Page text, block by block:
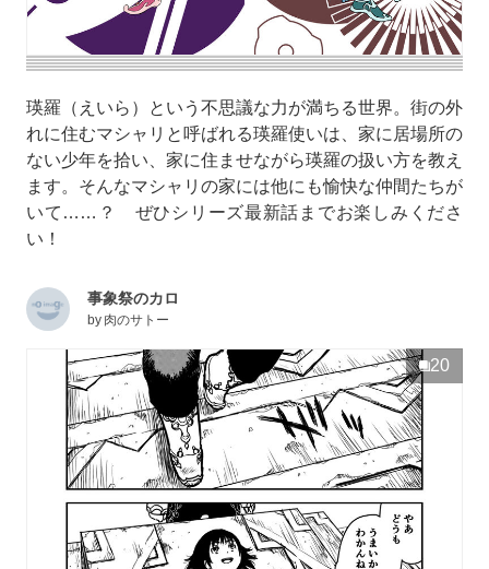
瑛羅（えいら）という不思議な力が満ちる世界。街の外
れに住むマシャリと呼ばれる瑛羅使いは、家に居場所の
ない少年を拾い、家に住ませながら瑛羅の扱い方を教え
ます。そんなマシャリの家には他にも愉快な仲間たちが
いて……？ ぜひシリーズ最新話までお楽しみくださ
い！
事象祭のカロ
by 肉のサトー
20